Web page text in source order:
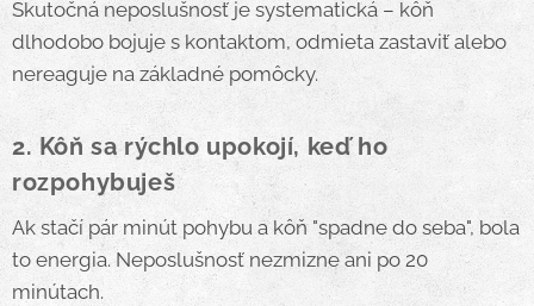
Skutočná neposlušnosť je systematická – kôň
dlhodobo bojuje s kontaktom, odmieta zastaviť alebo
nereaguje na základné pomôcky.
2. Kôň sa rýchlo upokojí, keď ho
rozpohybuješ
Ak stačí pár minút pohybu a kôň "spadne do seba", bola
to energia. Neposlušnosť nezmizne ani po 20
minútach.